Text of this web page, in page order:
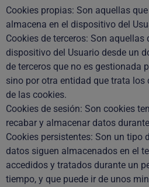
Cookies propias: Son aquellas
almacena en el dispositivo del
Cookies de terceros: Son aquellas
dispositivo del Usuario desde un
de terceros que no es gestionada
sino por otra entidad que trata
de las cookies.
Cookies de sesión: Son cookies
recabar y almacenar datos
Cookies persistentes: Son un tipo
datos siguen almacenados en el
accedidos y tratados durante un
tiempo, y que puede ir de unos